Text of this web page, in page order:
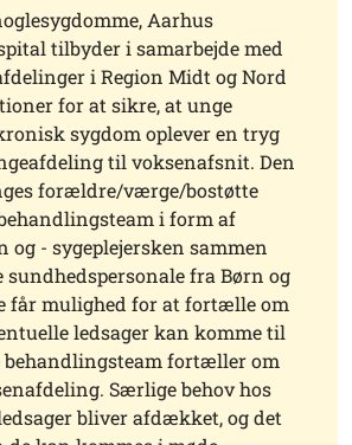
Aarhus
tilbyder i samarbejde med
i Region Midt og Nord
for at sikre, at unge
sygdom oplever en tryg
til voksenafsnit. Den
forældre/værge/bostøtte
i form af
og - sygeplejersken sammen
sundhedspersonale fra Børn og
får mulighed for at fortælle om
ledsager kan komme til
behandlingsteam fortæller om
Særlige behov hos
bliver afdækket, og det